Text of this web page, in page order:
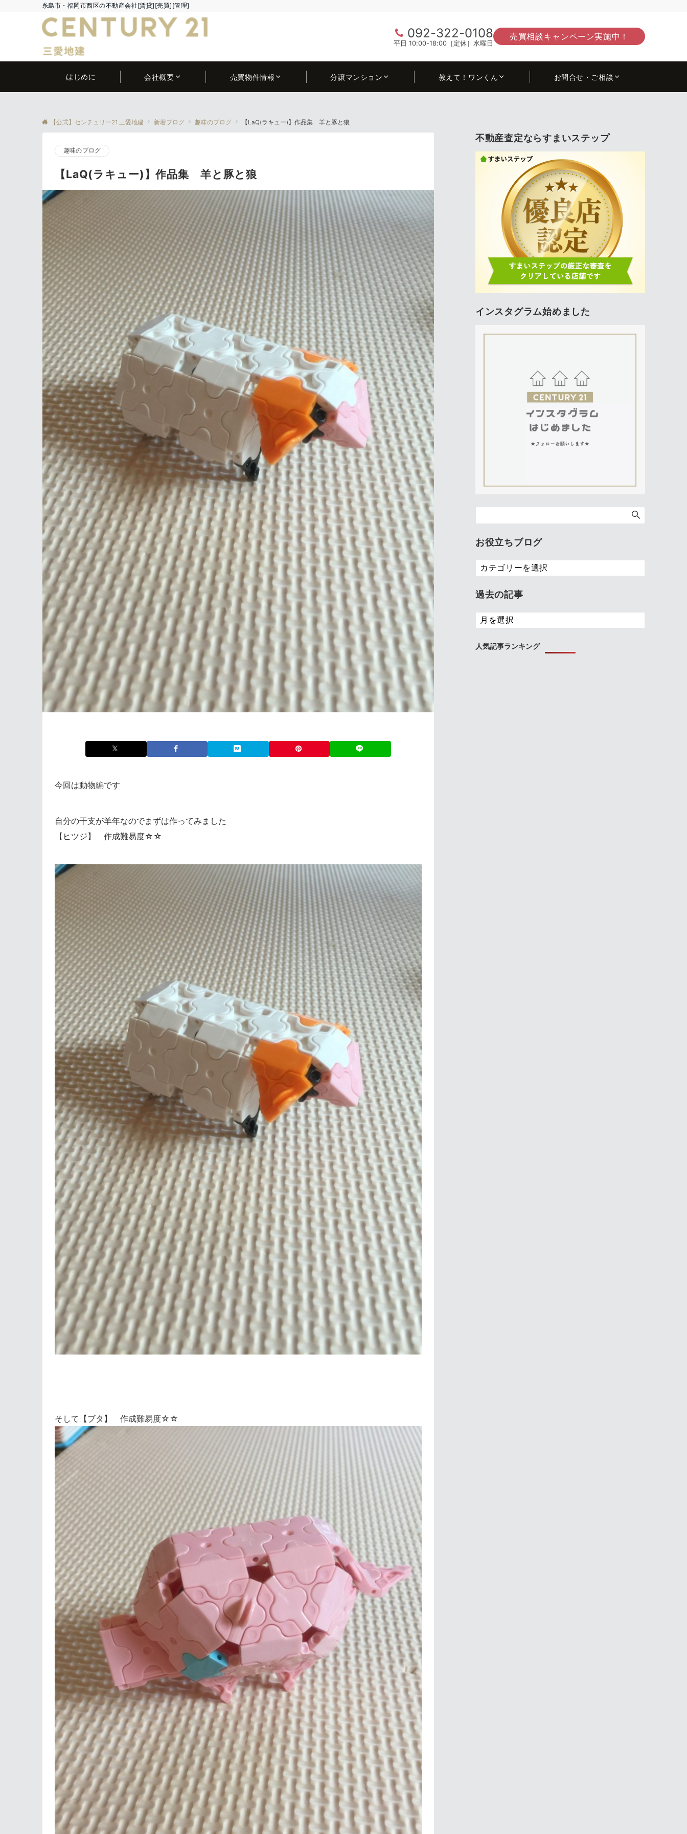
糸島市・福岡市西区の不動産会社[賃貸][売買][管理]
092-322-0108
平日 10:00-18:00［定休］水曜日
売買相談キャンペーン実施中！
はじめに 会社概要 売買物件情報 分譲マンション 教えて！ワンくん お問合せ・ご相談
【公式】センチュリー21 三愛地建 新着ブログ 趣味のブログ 【LaQ(ラキュー)】作品集 羊と豚と狼
趣味のブログ
【LaQ(ラキュー)】作品集 羊と豚と狼
今回は動物編です
自分の干支が羊年なのでまずは作ってみました
【ヒツジ】 作成難易度☆☆
そして【ブタ】 作成難易度☆☆
不動産査定ならすまいステップ
インスタグラム始めました
お役立ちブログ
お
役
ち
グ
過去の記事
過
去
記
人気記事ランキング